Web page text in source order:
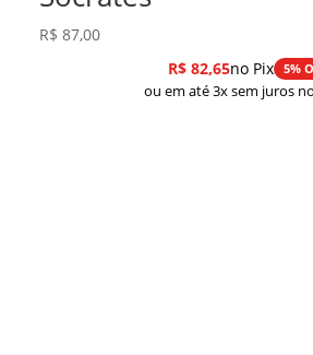
R$ 87,00
R$82,65no Pix 5%
ou em até 3x sem juros